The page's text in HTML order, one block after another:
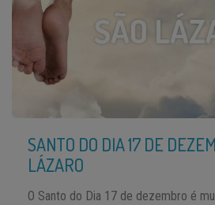
SANTO DO DIA 17 DE
LÁZARO
O Santo do Dia 17 de dezembro é